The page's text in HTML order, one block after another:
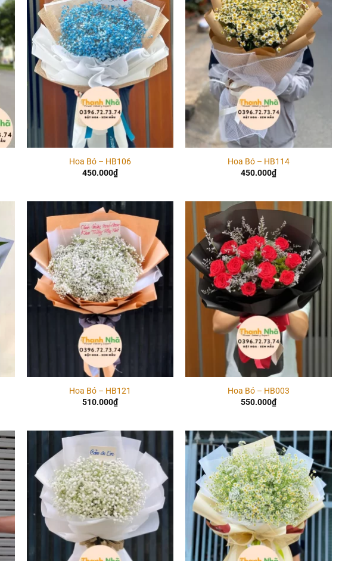
Add to
wishlist
Hoa Bó – HB106
450.000₫
Add to
wishlist
Hoa Bó – HB114
450.000₫
Add to
wishlist
Hoa Bó – HB121
510.000₫
Add to
wishlist
Hoa Bó – HB003
550.000₫
Add to
wishlist
Add to
wishlist